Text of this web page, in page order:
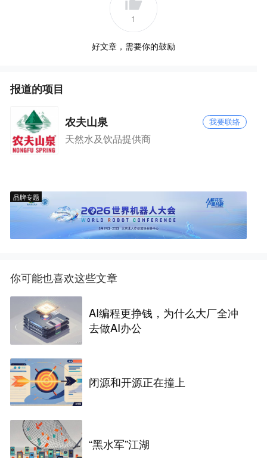
1
好文章，需要你的鼓励
报道的项目
农夫山泉 我要联络
天然水及饮品提供商
品牌专题
你可能也喜欢这些文章
AI编程更挣钱，为什么大厂全冲
去做AI办公
闭源和开源正在撞上
“黑水军”江湖